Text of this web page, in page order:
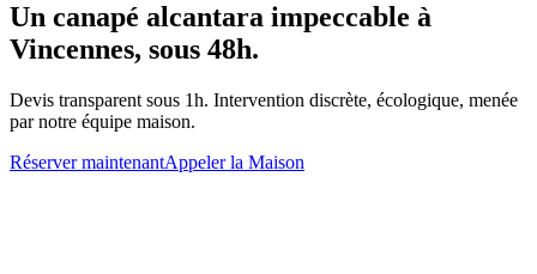
Un canapé alcantara impeccable à
Vincennes, sous 48h.
Devis transparent sous 1h. Intervention discrète, écologique, menée
par notre équipe maison.
Réserver maintenantAppeler la Maison